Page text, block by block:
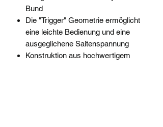
Bund
Die "Trigger" Geometrie ermöglicht
eine leichte Bedienung und eine
ausgeglichene Saitenspannung
Konstruktion aus hochwertigem